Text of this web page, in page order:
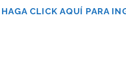
HAGA CLICK AQUÍ PARA